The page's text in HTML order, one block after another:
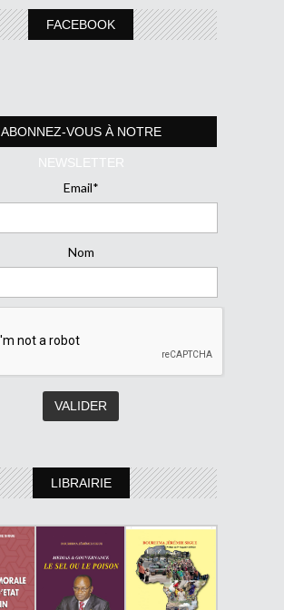
FACEBOOK
ABONNEZ-VOUS À NOTRE
NEWSLETTER
Email*
Nom
LIBRAIRIE